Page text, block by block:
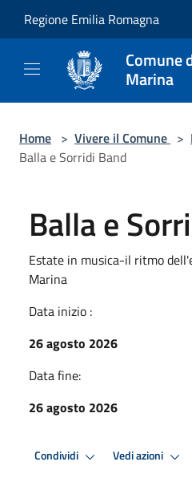
Regione Emilia Romagna
Comune
Marina
Home > Vivere il Comune >
Balla e Sorridi Band
Balla e
Estate in musica-il ritmo
Marina
Data inizio :
26 agosto 2026
Data fine:
26 agosto 2026
Condividi Vedi azioni